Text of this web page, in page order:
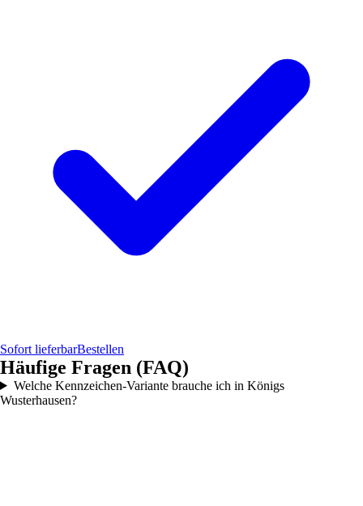
Sofort lieferbarBestellen
Häufige Fragen (FAQ)
Welche Kennzeichen-Variante brauche ich in Königs
Wusterhausen?